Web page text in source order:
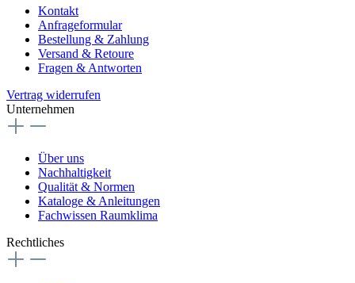
Kontakt
Anfrageformular
Bestellung & Zahlung
Versand & Retoure
Fragen & Antworten
Vertrag widerrufen
Unternehmen
Über uns
Nachhaltigkeit
Qualität & Normen
Kataloge & Anleitungen
Fachwissen Raumklima
Rechtliches